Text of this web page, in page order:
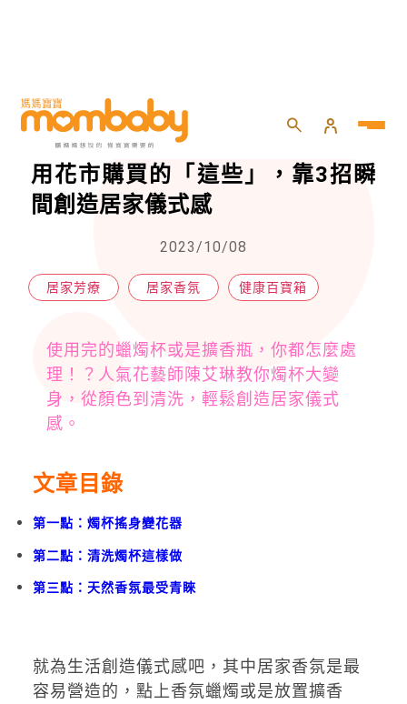
HOME 親子 健康百寶箱
花藝師陳艾琳教你燭杯變花器！善
用花市購買的「這些」，靠3招瞬
間創造居家儀式感
2023/10/08
居家芳療 居家香氛 健康百寶箱
使用完的蠟燭杯或是擴香瓶，你都怎麼處
理！？人氣花藝師陳艾琳教你燭杯大變
身，從顏色到清洗，輕鬆創造居家儀式
感。
文章目錄
第一點：燭杯搖身變花器
第二點：清洗燭杯這樣做
第三點：天然香氛最受青睞
就為生活創造儀式感吧，其中居家香氛是最
容易營造的，點上香氛蠟燭或是放置擴香